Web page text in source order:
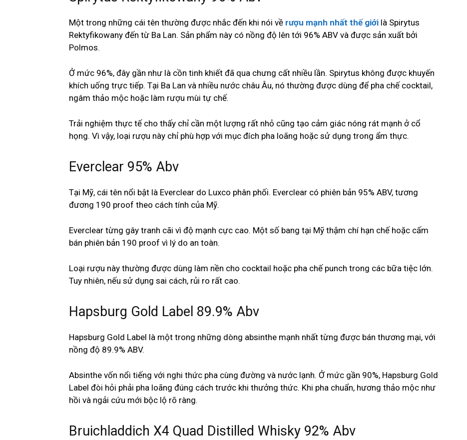
Một trong những cái tên thường được nhắc đến khi nói về rượu mạnh nhất thế giới là Spirytus
Rektyfikowany đến từ Ba Lan. Sản phẩm này có nồng độ lên tới 96% ABV và được sản xuất bởi
Polmos.
Ở mức 96%, đây gần như là cồn tinh khiết đã qua chưng cất nhiều lần. Spirytus không được khuyến
khích uống trực tiếp. Tại Ba Lan và nhiều nước châu Âu, nó thường được dùng để pha chế cocktail,
ngâm thảo mộc hoặc làm rượu mùi tự chế.
Trải nghiệm thực tế cho thấy chỉ cần một lượng rất nhỏ cũng tạo cảm giác nóng rát mạnh ở cổ
họng. Vì vậy, loại rượu này chỉ phù hợp với mục đích pha loãng hoặc sử dụng trong ẩm thực.
Everclear 95% Abv
Tại Mỹ, cái tên nổi bật là Everclear do Luxco phân phối. Everclear có phiên bản 95% ABV, tương
đương 190 proof theo cách tính của Mỹ.
Everclear từng gây tranh cãi vì độ mạnh cực cao. Một số bang tại Mỹ thậm chí hạn chế hoặc cấm
bán phiên bản 190 proof vì lý do an toàn.
Loại rượu này thường được dùng làm nền cho cocktail hoặc pha chế punch trong các bữa tiệc lớn.
Tuy nhiên, nếu sử dụng sai cách, rủi ro rất cao.
Hapsburg Gold Label 89.9% Abv
Hapsburg Gold Label là một trong những dòng absinthe mạnh nhất từng được bán thương mại, với
nồng độ 89.9% ABV.
Absinthe vốn nổi tiếng với nghi thức pha cùng đường và nước lạnh. Ở mức gần 90%, Hapsburg Gold
Label đòi hỏi phải pha loãng đúng cách trước khi thưởng thức. Khi pha chuẩn, hương thảo mộc như
hồi và ngải cứu mới bộc lộ rõ ràng.
Bruichladdich X4 Quad Distilled Whisky 92% Abv